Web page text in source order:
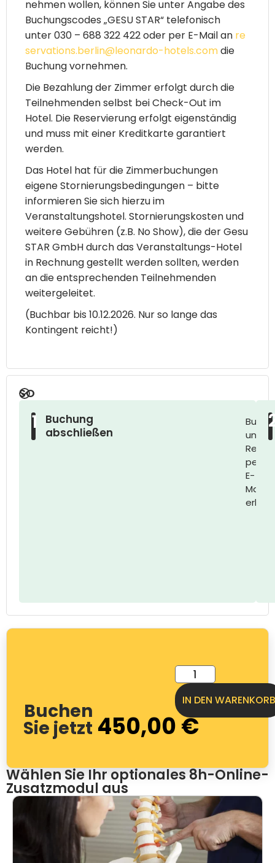
nehmen wollen, können Sie unter Angabe des
Buchungscodes „GESU STAR“ telefonisch
unter030 – 688 322 422oder per E-Mail an re
servations.berlin@leonardo-hotels.comdie
Buchung vornehmen.
Die Bezahlung der Zimmer erfolgt durch die
Teilnehmenden selbst bei Check-Out im
Hotel. Die Reservierung erfolgt eigenständig
und muss mit einer Kreditkarte garantiert
werden.
Das Hotel hat für die Zimmerbuchungen
eigene Stornierungsbedingungen – bitte
informieren Sie sich hierzu im
Veranstaltungshotel. Stornierungskosten und
weitere Gebühren (z.B. No Show), die der Gesu
STAR GmbH durch das Veranstaltungs-Hotel
in Rechnung gestellt werden sollten, werden
an die entsprechenden Teilnehmenden
weitergeleitet.
(Buchbar bis 10.12.2026. Nur so lange das
Kontingent reicht!)
SO
LÄUFT
IHRE
TEILNAHME
1
Buchung
abschließen
und
per
E-
Mail
Buchen
Sie jetzt 450,00€
IN DEN
Wählen Sie Ihr optionales 8h-Online-
Zusatzmodul aus